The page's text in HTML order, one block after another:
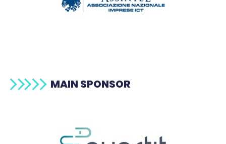
MAIN SPONSOR